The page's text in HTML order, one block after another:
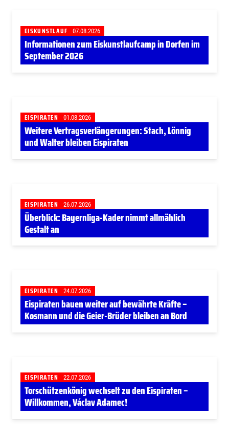
EISKUNSTLAUF 07.08.2026
Informationen zum Eiskunstlaufcamp in Dorfen im
September 2026
EISPIRATEN 01.08.2026
Weitere Vertragsverlängerungen: Stach, Lönnig
und Walter bleiben Eispiraten
EISPIRATEN 26.07.2026
Überblick: Bayernliga-Kader nimmt allmählich
Gestalt an
EISPIRATEN 24.07.2026
Eispiraten bauen weiter auf bewährte Kräfte –
Kosmann und die Geier-Brüder bleiben an Bord
EISPIRATEN 22.07.2026
Torschützenkönig wechselt zu den Eispiraten –
Willkommen, Václav Adamec!